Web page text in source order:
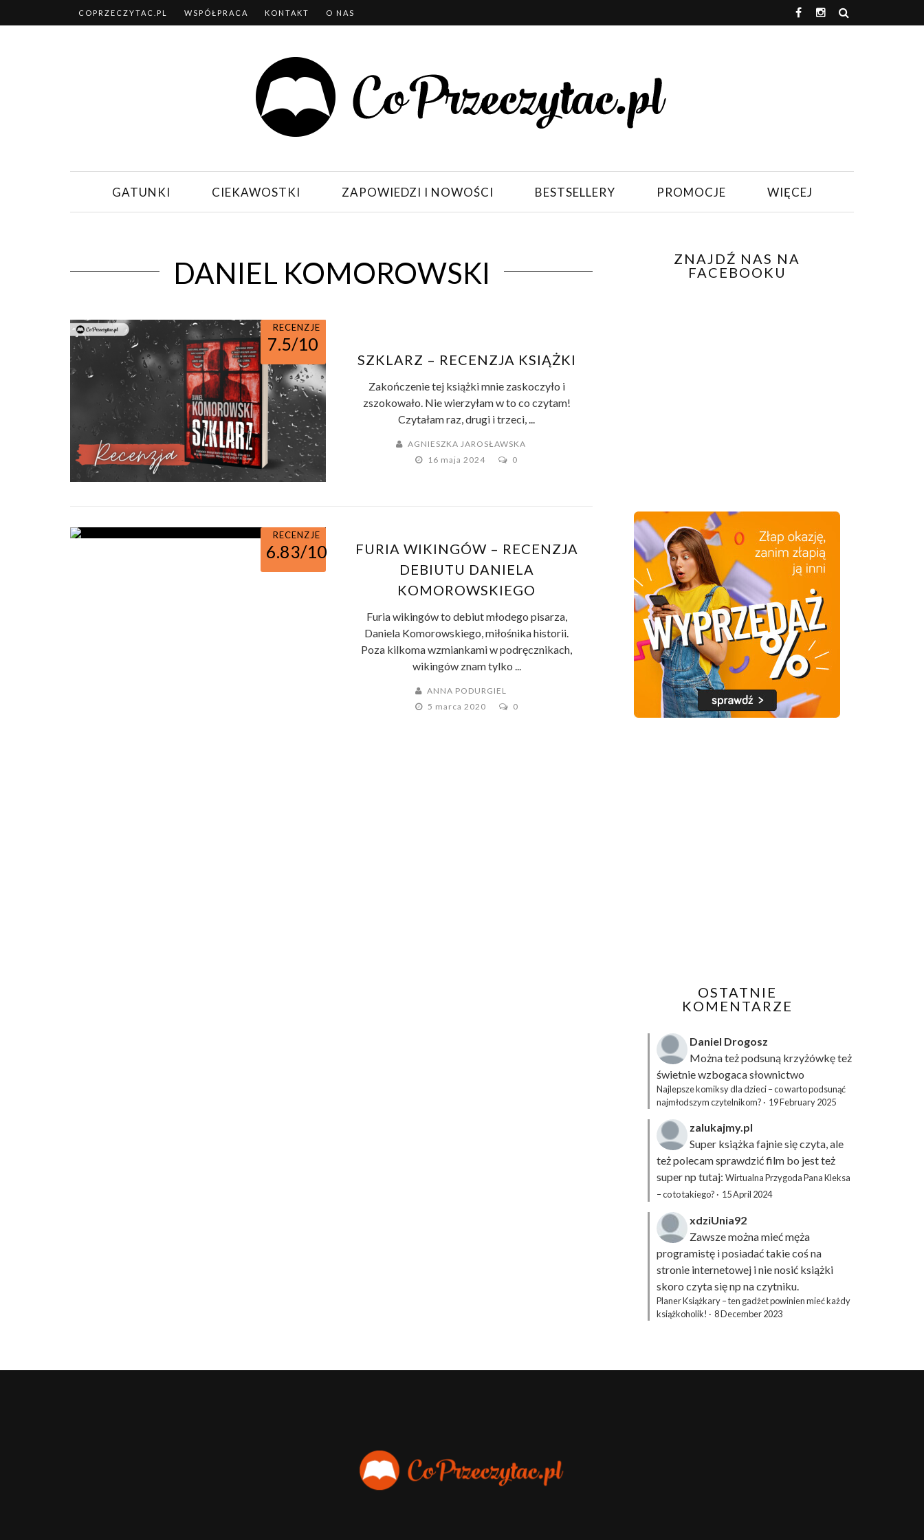
COPRZECZYTAC.PL WSPÓŁPRACA KONTAKT O NAS
GATUNKI CIEKAWOSTKI ZAPOWIEDZI I NOWOŚCI BESTSELLERY PROMOCJE WIĘCEJ
DANIEL KOMOROWSKI
RECENZJE
7.5/10
SZKLARZ – RECENZJA KSIĄŻKI
Zakończenie tej książki mnie zaskoczyło i
zszokowało. Nie wierzyłam w to co czytam!
Czytałam raz, drugi i trzeci, ...
AGNIESZKA JAROSŁAWSKA
16 maja 2024
0
RECENZJE
6.83/10
FURIA WIKINGÓW – RECENZJA
DEBIUTU DANIELA
KOMOROWSKIEGO
Furia wikingów to debiut młodego pisarza,
Daniela Komorowskiego, miłośnika historii.
Poza kilkoma wzmiankami w podręcznikach,
wikingów znam tylko ...
ANNA PODURGIEL
5 marca 2020
0
ZNAJDŹ NAS NA
FACEBOOKU
OSTATNIE
KOMENTARZE
Daniel Drogosz
Można też podsuną krzyżówkęteż
świetnie wzbogaca słownictwo
Najlepsze komiksy dla dzieci – co warto podsunąć
najmłodszym czytelnikom? · 19 February 2025
zalukajmy.pl
Super książka fajnie się czyta, ale
też polecam sprawdzić film bo jest też
super np tutaj: Wirtualna Przygoda Pana Kleksa
– co to takiego? · 15 April 2024
xdziUnia92
Zawsze można mieć męża
programistę i posiadać takie coś na
stronie internetowej i nie nosić książki
skoro czyta się np na czytniku.
Planer Książkary – ten gadżet powinien mieć każdy
książkoholik! · 8 December 2023